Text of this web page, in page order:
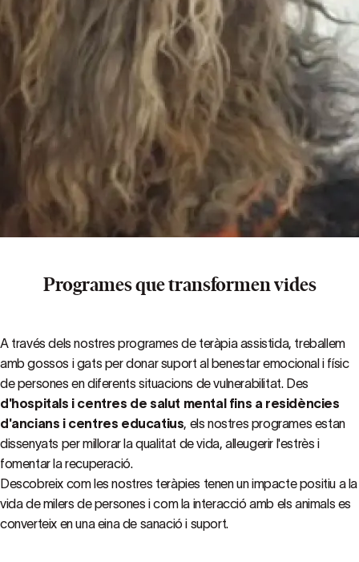
Programes que transformen vides
A través dels nostres programes de teràpia assistida, treballem
amb gossos i gats per donar suport al benestar emocional i físic
de persones en diferents situacions de vulnerabilitat. Des
d'hospitals i centres de salut mental fins a residències
d'ancians i centres educatius, els nostres programes estan
dissenyats per millorar la qualitat de vida, alleugerir l'estrès i
fomentar la recuperació.
Descobreix com les nostres teràpies tenen un impacte positiu a la
vida de milers de persones i com la interacció amb els animals es
converteix en una eina de sanació i suport.